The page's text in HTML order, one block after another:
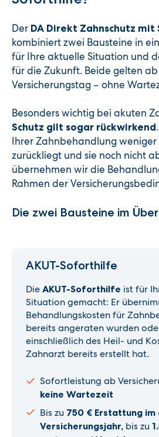
Der DA Direkt Zahnschutz
kombiniert zwei Bausteine in
für Ihre aktuelle Situation und
für die Zukunft. Beide gelten
Versicherungstag – ohne
Besonders wichtig bei akuten
Schutz gilt sogar rückwirkend
Ihrer Zahnbehandlung
zurückliegt und sie noch nicht
übernehmen wir die
Rahmen der
Die zwei Bausteine im
AKUT-Soforthilfe
Die AKUT-Soforthilfe ist für
Situation gemacht: Er
Behandlungskosten für
bereits angeraten wurden
einschließlich des Heil- und
Zahnarzt bereits erstellt hat.
Sofortleistung ab
keine Wartezeit
Bis zu 750 € Erstattung im
Versicherungsjahr, bis zu